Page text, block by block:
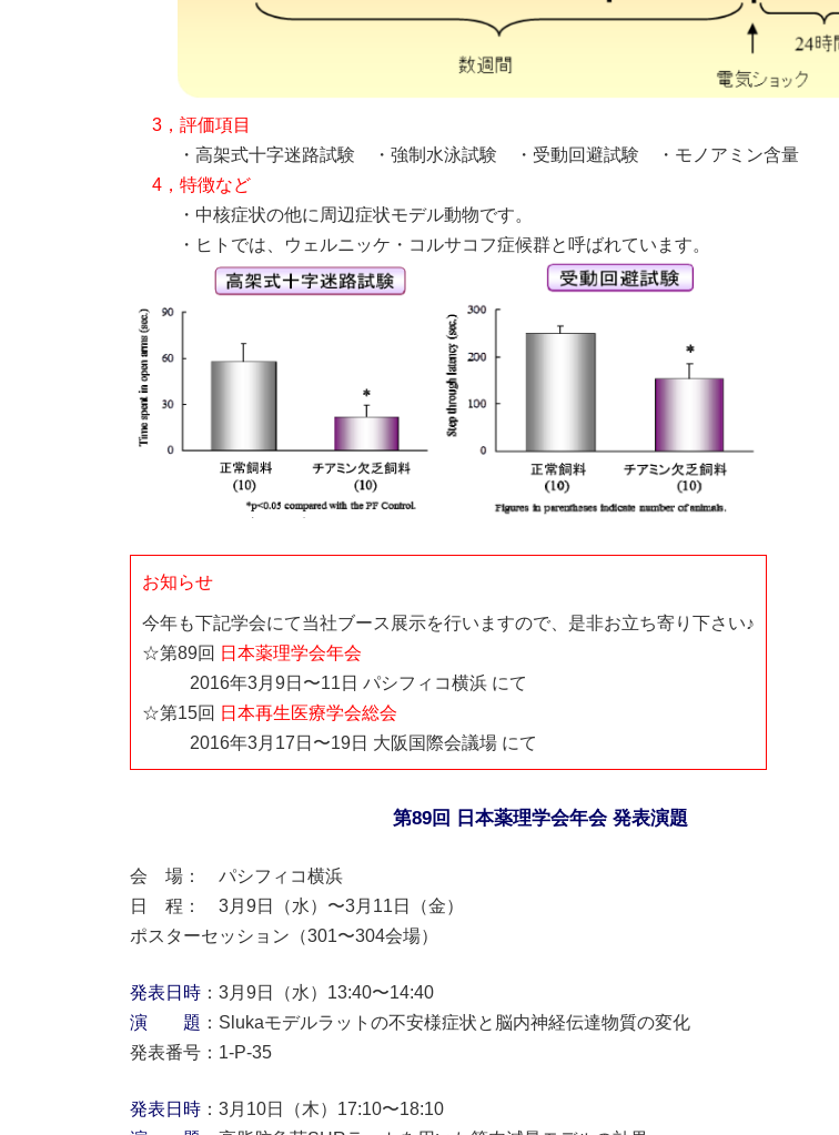
3，評価項目
・高架式十字迷路試験 ・強制水泳試験 ・受動回避試験 ・モノアミン含量
4，特徴など
・中核症状の他に周辺症状モデル動物です。
・ヒトでは、ウェルニッケ・コルサコフ症候群と呼ばれています。
お知らせ
今年も下記学会にて当社ブース展示を行いますので、是非お立ち寄り下さい♪
☆第89回 日本薬理学会年会
2016年3月9日〜11日 パシフィコ横浜 にて
☆第15回 日本再生医療学会総会
2016年3月17日〜19日 大阪国際会議場 にて
第89回 日本薬理学会年会 発表演題
会 場： パシフィコ横浜
日 程： 3月9日（水）〜3月11日（金）
ポスターセッション（301〜304会場）
発表日時 ：3月9日（水）13:40〜14:40
演 題 ：Slukaモデルラットの不安様症状と脳内神経伝達物質の変化
発表番号：1-P-35
発表日時 ：3月10日（木）17:10〜18:10